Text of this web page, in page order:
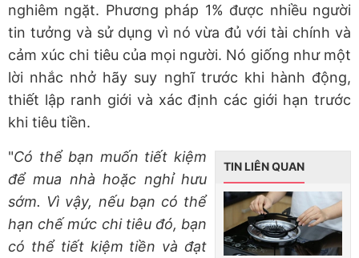
nghiêm ngặt. Phương pháp 1% được nhiều người
tin tưởng và sử dụng vì nó vừa đủ với tài chính và
cảm xúc chi tiêu của mọi người. Nó giống như một
lời nhắc nhở hãy suy nghĩ trước khi hành động,
thiết lập ranh giới và xác định các giới hạn trước
khi tiêu tiền.
TIN LIÊN QUAN
"Có thể bạn muốn tiết kiệm
để mua nhà hoặc nghỉ hưu
sớm. Vì vậy, nếu bạn có thể
hạn chế mức chi tiêu đó, bạn
có thể tiết kiệm tiền và đạt